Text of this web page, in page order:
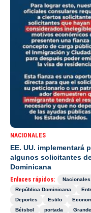
NACIONALES
EE. UU. implementará
algunos solicitantes
Dominicana
Enlaces rápidos: Nacionales
República Dominicana
Deportes
Estilo
Béisbol
portada